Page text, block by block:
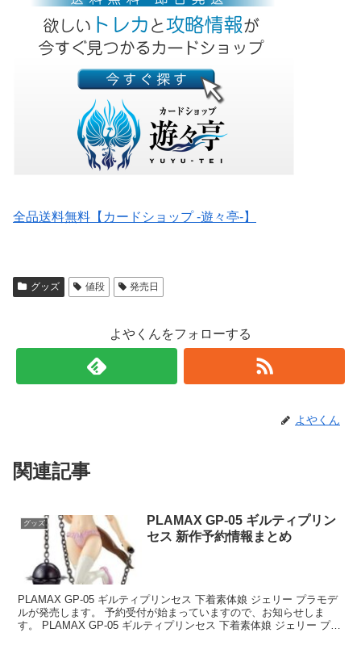
全品送料無料【カードショップ -遊々亭-】
グッズ 値段 発売日
よやくんをフォローする
よやくん
関連記事
グッズ
PLAMAX GP-05 ギルティプリン
セス 新作予約情報まとめ
PLAMAX GP-05 ギルティプリンセス 下着素体娘 ジェリー プラモデ
ルが発売します。 予約受付が始まっていますので、お知らせしま
す。 PLAMAX GP-05 ギルティプリンセス 下着素体娘 ジェリー プラ